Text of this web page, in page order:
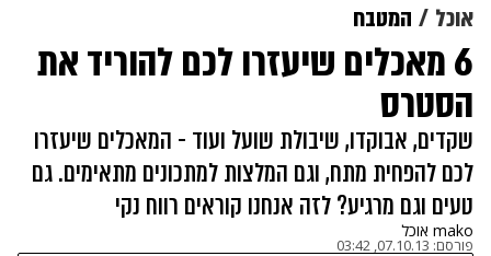
אוכל המטבח
6 מאכלים שיעזרו לכם להוריד את
הסטרס
שקדים, אבוקדו, שיבולת שועל ועוד - המאכלים שיעזרו
לכם להפחית מתח, וגם המלצות למתכונים מתאימים. גם
טעים וגם מרגיע? לזה אנחנו קוראים רווח נקי
mako אוכל
פורסם: 07.10.13, 03:42